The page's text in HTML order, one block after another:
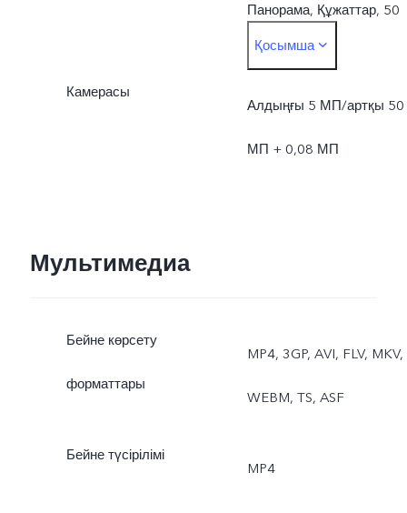
Панорама, Құжаттар, 50
МПАлдыңғы: Фотосурет,
Түн, Портрет, Видео,
Жанды фотосурет
Қосымша
Камерасы
Алдыңғы 5 МП/артқы 50
МП + 0,08 МП
Мультимедиа
Бейне көрсету
форматтары
MP4, 3GP, AVI, FLV, MKV,
WEBM, TS, ASF
Бейне түсірілімі
MP4